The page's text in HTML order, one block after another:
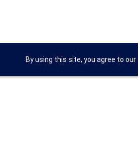
By using this site, you agree to our